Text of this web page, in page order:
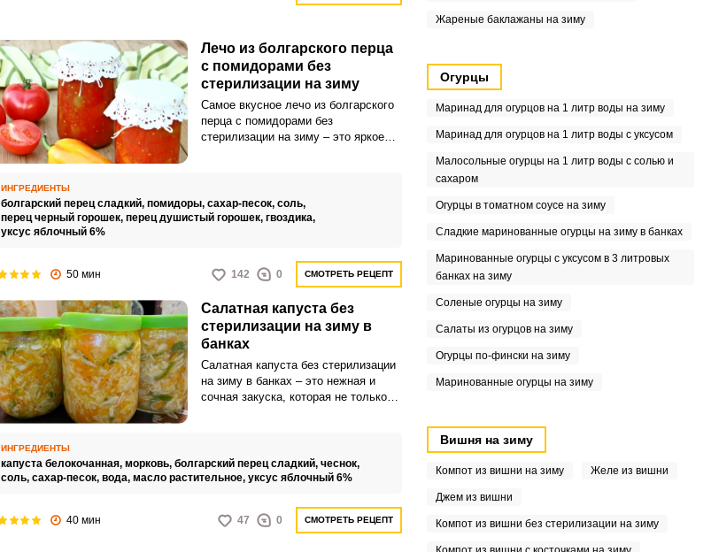
Лечо из болгарского перца
с помидорами без
стерилизации на зиму
Самое вкусное лечо из болгарского
перца с помидорами без
стерилизации на зиму – это яркое
Аппетитное лечо без консервантов и
стерилизации сохранит в себе всю
ИНГРЕДИЕНТЫ
болгарский перец сладкий, помидоры, сахар-песок, соль,
перец черный горошек, перец душистый горошек, гвоздика,
уксус яблочный 6%
50 мин 142 0 СМОТРЕТЬ РЕЦЕПТ
Салатная капуста без
стерилизации на зиму в
банках
Салатная капуста без стерилизации
на зиму в банках – это нежная и
сочная закуска, которая не только
рецепту и быстрому приготовлению,
вы сможете наслаждаться этим
самую холодную погоду.
ИНГРЕДИЕНТЫ
капуста белокочанная, морковь, болгарский перец сладкий, чеснок,
соль, сахар-песок, вода, масло растительное, уксус яблочный 6%
40 мин 47 0 СМОТРЕТЬ РЕЦЕПТ
Жареные баклажаны на зиму
Огурцы
Маринад для огурцов на 1 литр воды на зиму
Маринад для огурцов на 1 литр воды с уксусом
Малосольные огурцы на 1 литр воды с солью и
сахаром
Огурцы в томатном соусе на зиму
Сладкие маринованные огурцы на зиму в банках
Маринованные огурцы с уксусом в 3 литровых
банках на зиму
Соленые огурцы на зиму
Салаты из огурцов на зиму
Огурцы по-фински на зиму
Маринованные огурцы на зиму
Вишня на зиму
Компот из вишни на зиму Желе из вишни
Джем из вишни
Компот из вишни без стерилизации на зиму